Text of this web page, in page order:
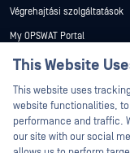
Végrehajtási szolgáltatások
My OPSWAT Portal
Műszaki dokumentáció
Képzések
Biztonsági sebezhetőségi
Partnerek
This Website
This website uses
website functionalities,
performance and traffic.
our site with our social